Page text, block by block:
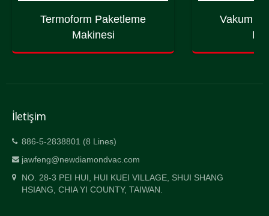
Termoform Paketleme
Makinesi
Vakum
İletişim
886-5-2838801 (8 Lines)
jawfeng@newdiamondvac.com
NO. 28-3 PEI HUI, HUI KUEI VILLAGE, SHUI SHANG
HSIANG, CHIA YI COUNTY, TAIWAN.